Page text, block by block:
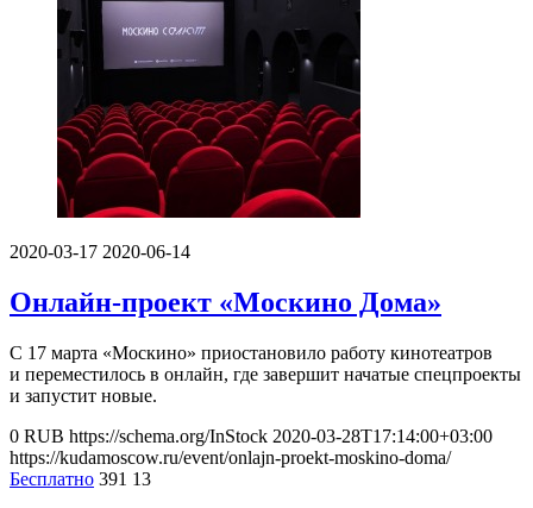
2020-03-17 2020-06-14
Онлайн-проект «Москино Дома»
С 17 марта «Москино» приостановило работу кинотеатров
и переместилось в онлайн, где завершит начатые спецпроекты
и запустит новые.
0 RUB https://schema.org/InStock 2020-03-28T17:14:00+03:00
https://kudamoscow.ru/event/onlajn-proekt-moskino-doma/
Бесплатно 391 13